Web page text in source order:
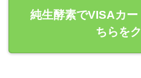
純生酵素でVISAカー
ちらを